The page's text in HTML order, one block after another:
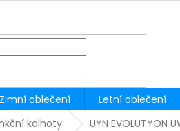
Zimní oblečení Letní oblečení
kalhoty UYN